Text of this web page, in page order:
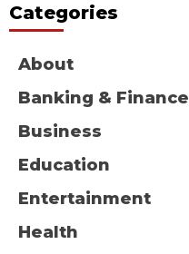
Categories
About
Banking & Finance
Business
Education
Entertainment
Health